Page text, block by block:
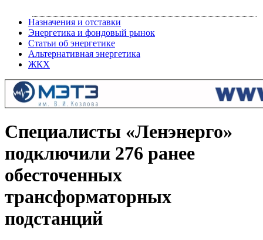
Назначения и отставки
Энергетика и фондовый рынок
Статьи об энергетике
Альтернативная энергетика
ЖКХ
Специалисты «Ленэнерго»
подключили 276 ранее
обесточенных
трансформаторных
подстанций